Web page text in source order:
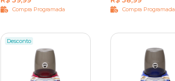
Compra Programada Compra Programada
Desconto